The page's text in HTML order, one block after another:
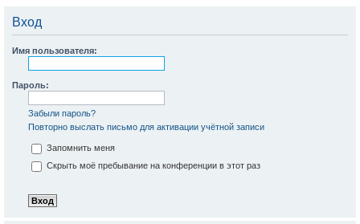
Вход
Имя пользователя:
Пароль:
Забыли пароль?
Повторно выслать письмо для активации учётной записи
Запомнить меня
Скрыть моё пребывание на конференции в этот раз